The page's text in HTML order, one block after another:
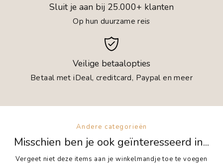
Sluit je aan bij 25.000+ klanten
Op hun duurzame reis
Veilige betaalopties
Betaal met iDeal, creditcard, Paypal en meer
Andere categorieën
Misschien ben je ook geïnteresseerd in...
Vergeet niet deze items aan je winkelmandje toe te voegen